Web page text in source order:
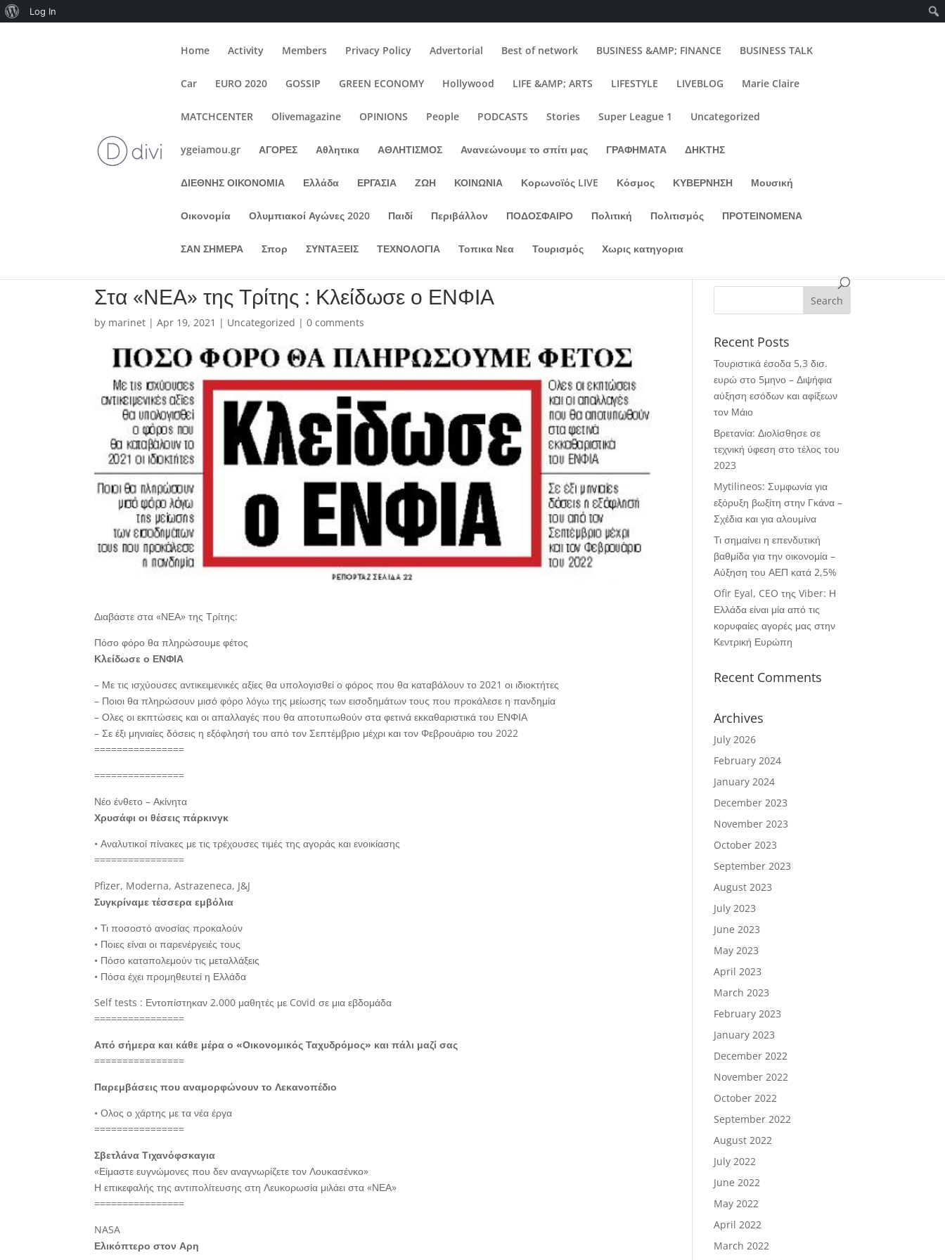
About
Log In
Home Activity Members Privacy Policy Advertorial Best of network BUSINESS &AMP; FINANCE BUSINESS TALK
Car EURO 2020 GOSSIP GREEN ECONOMY Hollywood LIFE &AMP; ARTS LIFESTYLE LIVEBLOG Marie Claire
MATCHCENTER Olivemagazine OPINIONS People PODCASTS Stories Super League 1 Uncategorized
ygeiamou.gr ΑΓΟΡΕΣ Αθλητικα ΑΘΛΗΤΙΣΜΟΣ Ανανεώνουμε το σπίτι μας ΓΡΑΦΗΜΑΤΑ ΔΗΚΤΗΣ
ΔΙΕΘΝΗΣ ΟΙΚΟΝΟΜΙΑ Ελλάδα ΕΡΓΑΣΙΑ ΖΩΗ ΚΟΙΝΩΝΙΑ Κορωνοϊός LIVE Κόσμος ΚΥΒΕΡΝΗΣΗ Μουσική
Οικονομία Ολυμπιακοί Αγώνες 2020 Παιδί Περιβάλλον ΠΟΔΟΣΦΑΙΡΟ Πολιτική Πολιτισμός ΠΡΟΤΕΙΝΟΜΕΝΑ
ΣΑΝ ΣΗΜΕΡΑ Σπορ ΣΥΝΤΑΞΕΙΣ ΤΕΧΝΟΛΟΓΙΑ Τοπικα Νεα Τουρισμός Χωρις κατηγορια
Στα «ΝΕΑ» της Τρίτης : Κλείδωσε ο ΕΝΦΙΑ
by marinet |Apr 19, 2021 | Uncategorized |0 comments
Διαβάστε στα «ΝΕΑ» της Τρίτης:
Πόσο φόρο θα πληρώσουμε φέτος
Κλείδωσε ο ΕΝΦΙΑ
– Με τις ισχύουσες αντικειμενικές αξίες θα υπολογισθεί ο φόρος που θα καταβάλουν το 2021 οι ιδιοκτήτες
– Ποιοι θα πληρώσουν μισό φόρο λόγω της μείωσης των εισοδημάτων τους που προκάλεσε η πανδημία
– Ολες οι εκπτώσεις και οι απαλλαγές που θα αποτυπωθούν στα φετινά εκκαθαριστικά του ΕΝΦΙΑ
– Σε έξι μηνιαίες δόσεις η εξόφλησή του από τον Σεπτέμβριο μέχρι και τον Φεβρουάριο του 2022
================
================
Νέο ένθετο – Ακίνητα
Χρυσάφι οι θέσεις πάρκινγκ
• Αναλυτικοί πίνακες με τις τρέχουσες τιμές της αγοράς και ενοικίασης
================
Pfizer, Moderna, Astrazeneca, J&J
Συγκρίναμε τέσσερα εμβόλια
• Τι ποσοστό ανοσίας προκαλούν
• Ποιες είναι οι παρενέργειές τους
• Πόσο καταπολεμούν τις μεταλλάξεις
• Πόσα έχει προμηθευτεί η Ελλάδα
Self tests : Εντοπίστηκαν 2.000 μαθητές με Covid σε μια εβδομάδα
================
Από σήμερα και κάθε μέρα ο «Οικονομικός Ταχυδρόμος» και πάλι μαζί σας
================
Παρεμβάσεις που αναμορφώνουν το Λεκανοπέδιο
• Ολος ο χάρτης με τα νέα έργα
================
Σβετλάνα Τιχανόφσκαγια
«Είμαστε ευγνώμονες που δεν αναγνωρίζετε τον Λουκασένκο»
Η επικεφαλής της αντιπολίτευσης στη Λευκορωσία μιλάει στα «ΝΕΑ»
================
NASA
Ελικόπτερο στον Αρη
Recent Posts
Τουριστικά έσοδα 5,3 δισ.
ευρώ στο 5μηνο – Διψήφια
αύξηση εσόδων και αφίξεων
τον Μάιο
Βρετανία: Διολίσθησε σε
τεχνική ύφεση στο τέλος του
2023
Mytilineos: Συμφωνία για
εξόρυξη βωξίτη στην Γκάνα –
Σχέδια και για αλουμίνα
Τι σημαίνει η επενδυτική
βαθμίδα για την οικονομία –
Αύξηση του ΑΕΠ κατά 2,5%
Ofir Eyal, CEO της Viber: Η
Ελλάδα είναι μία από τις
κορυφαίες αγορές μας στην
Κεντρική Ευρώπη
Recent Comments
Archives
July 2026
February 2024
January 2024
December 2023
November 2023
October 2023
September 2023
August 2023
July 2023
June 2023
May 2023
April 2023
March 2023
February 2023
January 2023
December 2022
November 2022
October 2022
September 2022
August 2022
July 2022
June 2022
May 2022
April 2022
March 2022